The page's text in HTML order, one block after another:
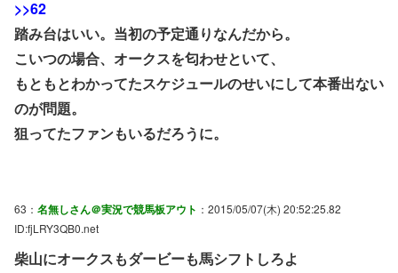
>>62
踏み台はいい。当初の予定通りなんだから。
こいつの場合、オークスを匂わせといて、
もともとわかってたスケジュールのせいにして本番出ない
のが問題。
狙ってたファンもいるだろうに。
63： 名無しさん＠実況で競馬板アウト ：2015/05/07(木) 20:52:25.82
ID:fjLRY3QB0.net
柴山にオークスもダービーも馬シフトしろよ